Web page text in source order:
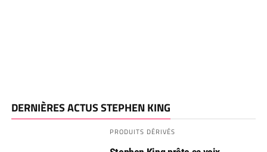
DERNIÈRES ACTUS STEPHEN KING
PRODUITS DÉRIVÉS